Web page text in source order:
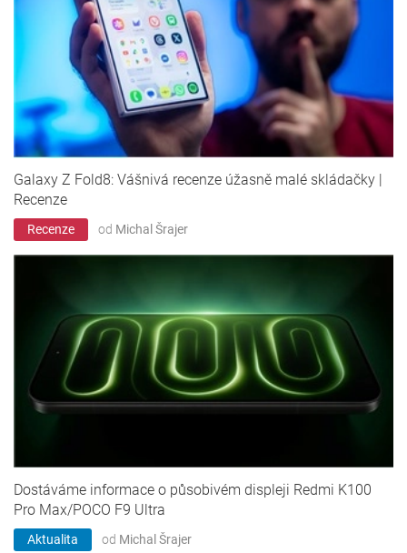
Galaxy Z Fold8: Vášnivá recenze úžasně malé skládačky |
Recenze
Recenze od Michal Šrajer
Dostáváme informace o působivém displeji Redmi K100
Pro Max/POCO F9 Ultra
Aktualita od Michal Šrajer